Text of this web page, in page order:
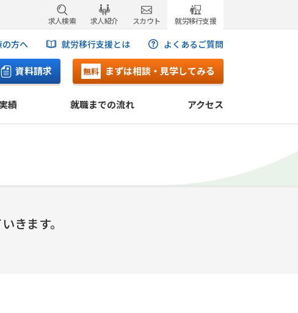
求人検索 求人紹介 スカウト 就労移行支援
の方へ 就労移行支援とは よくあるご質問
資料請求 無料 まずは相談・見学してみる
績 就職までの流れ アクセス
きます。